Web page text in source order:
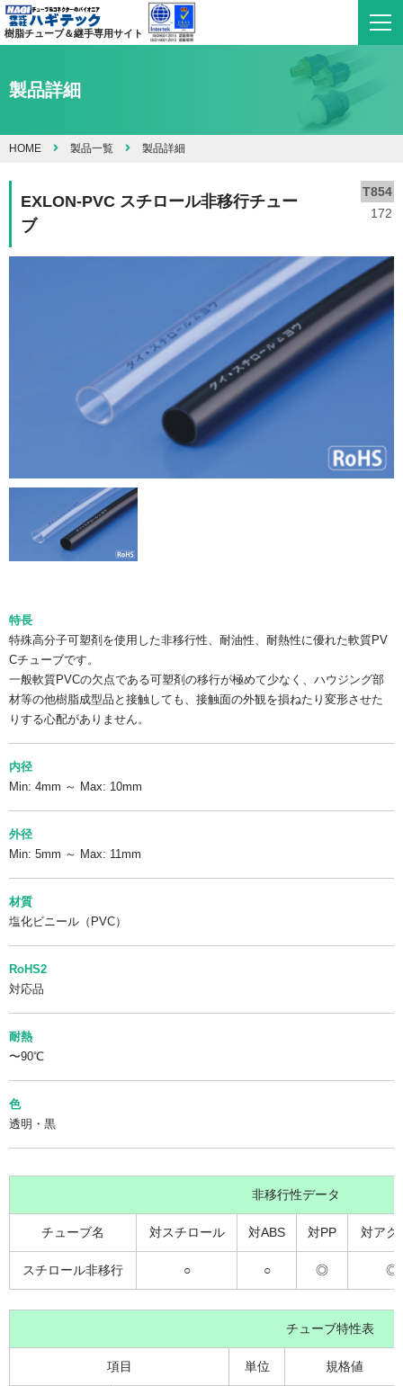
樹脂チューブ＆継手専用サイト
製品詳細
HOME 製品一覧 製品詳細
EXLON-PVC スチロール非移行チュー
ブ
T854
172
特長
特殊高分子可塑剤を使用した非移行性、耐油性、耐熱性に優れた軟質PV
Cチューブです。
一般軟質PVCの欠点である可塑剤の移行が極めて少なく、ハウジング部
材等の他樹脂成型品と接触しても、接触面の外観を損ねたり変形させた
りする心配がありません。
内径
Min: 4mm ～ Max: 10mm
外径
Min: 5mm ～ Max: 11mm
材質
塩化ビニール（PVC）
RoHS2
対応品
耐熱
〜90℃
色
透明・黒
非移行性データ
チューブ名 対スチロール 対ABS 対PP 対アク
スチロール非移行 ○ ○ ◎ ◎
チューブ特性表
項目 単位 規格値